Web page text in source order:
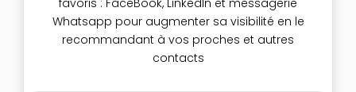
favoris : FaceBook, LinkedIn et messagerie
Whatsapp pour augmenter sa visibilité en le
recommandant à vos proches et autres
contacts